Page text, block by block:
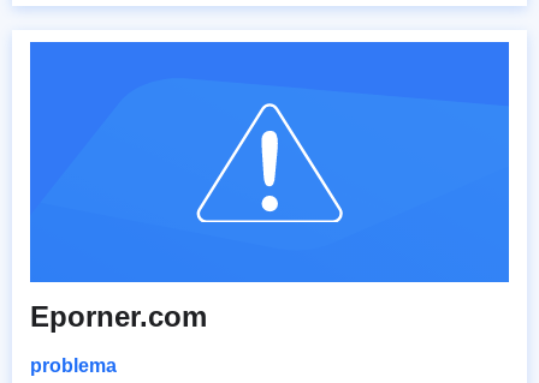
Eporner.com
problema